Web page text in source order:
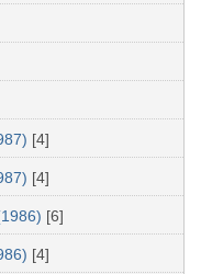
[4]
[4]
[6]
[4]